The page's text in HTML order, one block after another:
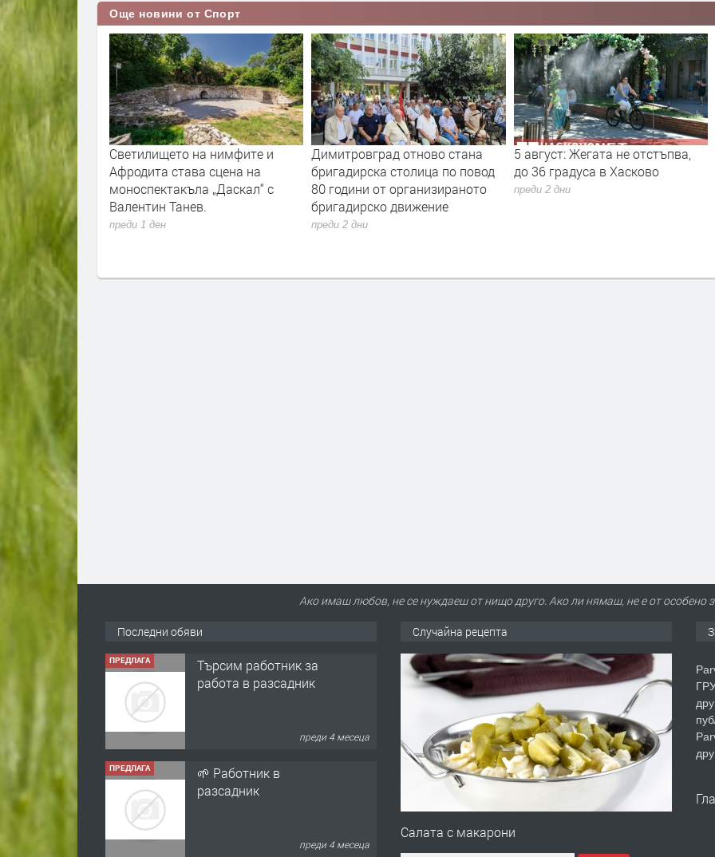
Още новини от Спорт
80
Светилището на нимфите и
Афродита става сцена на
моноспектакъла „Даскал“ с
Валентин Танев.
преди 1 ден
Димитровград отново стана
бригадирска столица по повод
80 години от организираното
бригадирско движение
преди 2 дни
5 август: Жегата не отстъпва,
до 36 градуса в Хасково
преди 2 дни
Ако имаш любов, не се нуждаеш от нищо друго. Ако ли нямаш, не е от
Последни обяви
ПРЕДЛАГА
Търсим работник за
работа в разсадник
ПРЕДЛАГА
🌱 Работник в
разсадник
Случайна рецепта
Салата с макарони